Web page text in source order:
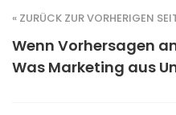
« ZURÜCK ZUR VORHERIGEN
Wenn Vorhersagen
Was Marketing aus